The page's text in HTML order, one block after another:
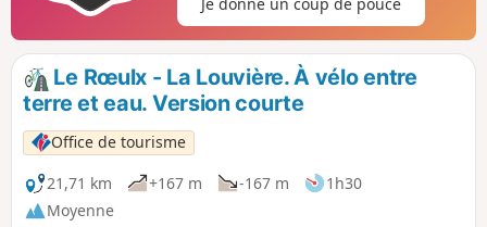
Je donne un coup de pouce
Le Rœulx - La Louvière. À vélo entre
terre et eau. Version courte
Office de tourisme
21,71 km
+167 m -167 m
1h30
Moyenne